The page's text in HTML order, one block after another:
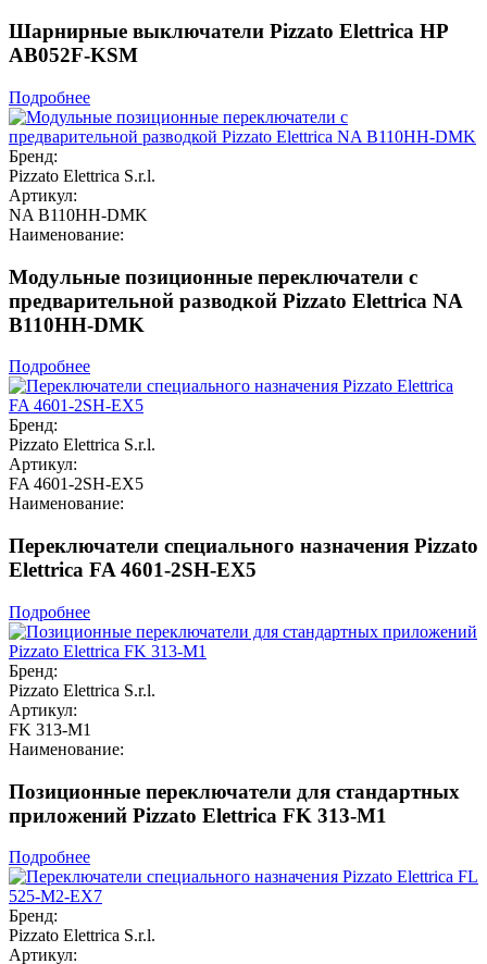
Шарнирные выключатели Pizzato Elettrica HP
AB052F-KSM
Подробнее
Бренд:
Pizzato Elettrica S.r.l.
Артикул:
NA B110HH-DMK
Наименование:
Модульные позиционные переключатели с
предварительной разводкой Pizzato Elettrica NA
B110HH-DMK
Подробнее
Бренд:
Pizzato Elettrica S.r.l.
Артикул:
FA 4601-2SH-EX5
Наименование:
Переключатели специального назначения Pizzato
Elettrica FA 4601-2SH-EX5
Подробнее
Бренд:
Pizzato Elettrica S.r.l.
Артикул:
FK 313-M1
Наименование:
Позиционные переключатели для стандартных
приложений Pizzato Elettrica FK 313-M1
Подробнее
Бренд:
Pizzato Elettrica S.r.l.
Артикул: